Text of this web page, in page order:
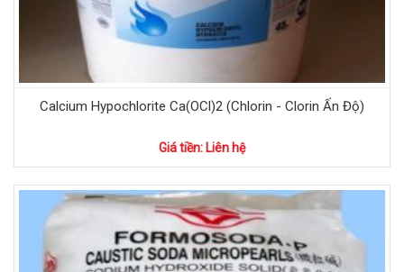
Calcium Hypochlorite Ca(OCl)2 (Chlorin - Clorin Ấn Độ)
Giá tiền: Liên hệ